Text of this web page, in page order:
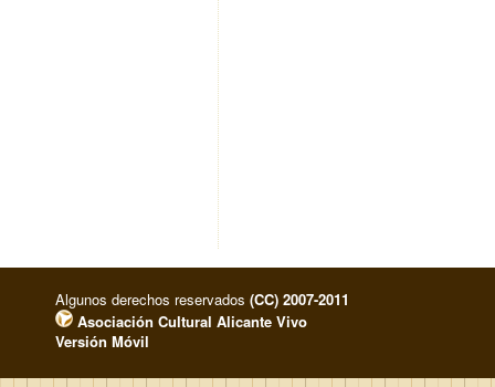
Algunos derechos reservados (CC) 2007-2011
Asociación Cultural Alicante Vivo
Versión Móvil